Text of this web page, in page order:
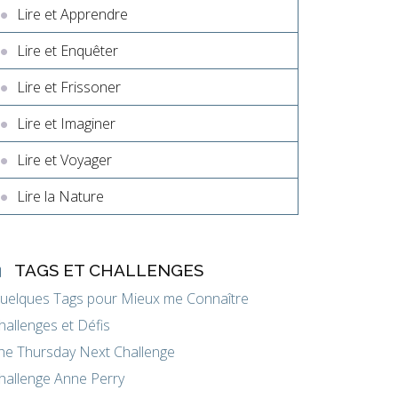
Lire et Apprendre
Lire et Enquêter
Lire et Frissoner
Lire et Imaginer
Lire et Voyager
Lire la Nature
TAGS ET CHALLENGES
Tags pour Mieux me Connaître
et Défis
Thursday Next Challenge
Anne Perry